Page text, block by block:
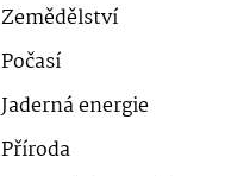
Zemědělství
Počasí
Jaderná energie
Příroda